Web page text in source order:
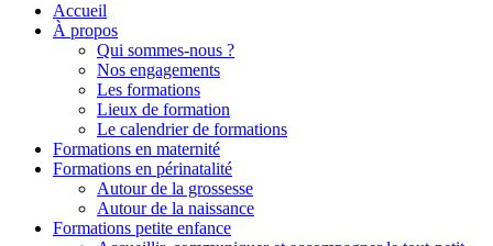
Accueil
À propos
Qui sommes-nous ?
Nos engagements
Les formations
Lieux de formation
Le calendrier de formations
Formations en maternité
Formations en périnatalité
Autour de la grossesse
Autour de la naissance
Formations petite enfance